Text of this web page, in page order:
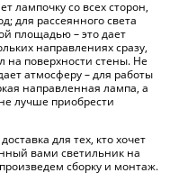
лампочку со всех сторон,
для рассеянного света
площадью – это дает
направлениях сразу,
на поверхности стены. Не
атмосферу – для работы
направленная лампа, а
лучше приобрести
для тех, кто хочет
вами светильник на
сборку и монтаж.